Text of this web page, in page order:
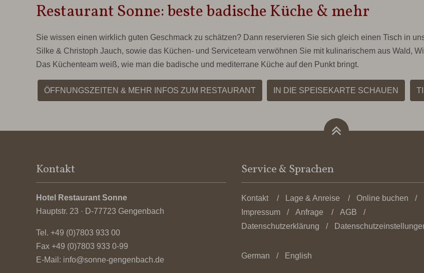
Restaurant Sonne: beste badische Küche & mehr
Sie wissen einen wirklich guten Geschmack zu schätzen? Dann reservieren Sie sich gleich einen Tisch in
Silke & Christoph Jauch, sowie das Küchen- und Serviceteam verwöhnen Sie mit kulinarischem aus Wald,
Das Küchenteam weiß, wie man die badische und mediterrane Küche auf den Punkt bringt.
ÖFFNUNGSZEITEN & MEHR INFOS ZUM RESTAURANT IN DIE SPEISEKARTE SCHAUEN
Kontakt
Hotel Restaurant Sonne
Hauptstr. 23 · D-77723 Gengenbach
Tel. +49 (0)7803 933 00
Fax +49 (0)7803 933 0-99
E-Mail: info@sonne-gengenbach.de
Service & Sprachen
Kontakt Lage & Anreise
Online buchen
Impressum
Anfrage
AGB
Datenschutzerklärung
German English